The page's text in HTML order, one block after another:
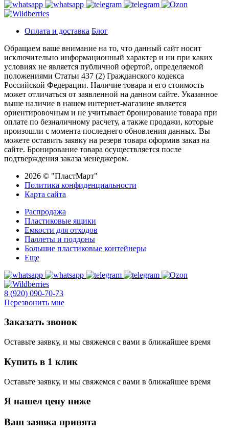
Оплата и доставка Блог
Обращаем ваше внимание на то, что данный сайт носит
исключительно информационный характер и ни при каких
условиях не является публичной офертой, определяемой
положениями Статьи 437 (2) Гражданского кодекса
Российской Федерации. Наличие товара и его стоимость
может отличаться от заявленной на данном сайте. Указанное
выше наличие в нашем интернет-магазине является
ориентировочным и не учитывает бронирование товара при
оплате по безналичному расчету, а также продажи, которые
произошли с момента последнего обновления данных. Вы
можете оставить заявку на резерв товара оформив заказ на
сайте. Бронирование товара осуществляется после
подтверждения заказа менеджером.
2026 © "ПластМарт"
Политика конфиденциальности
Карта сайта
Распродажа
Пластиковые ящики
Емкости для отходов
Паллеты и поддоны
Большие пластиковые контейнеры
Еще
8 (920) 090-70-73
Перезвонить мне
Заказать звонок
Оставьте заявку, и мы свяжемся с вами в ближайшее время
Купить в 1 клик
Оставьте заявку, и мы свяжемся с вами в ближайшее время
Я нашел цену ниже
Ваш заявка принята